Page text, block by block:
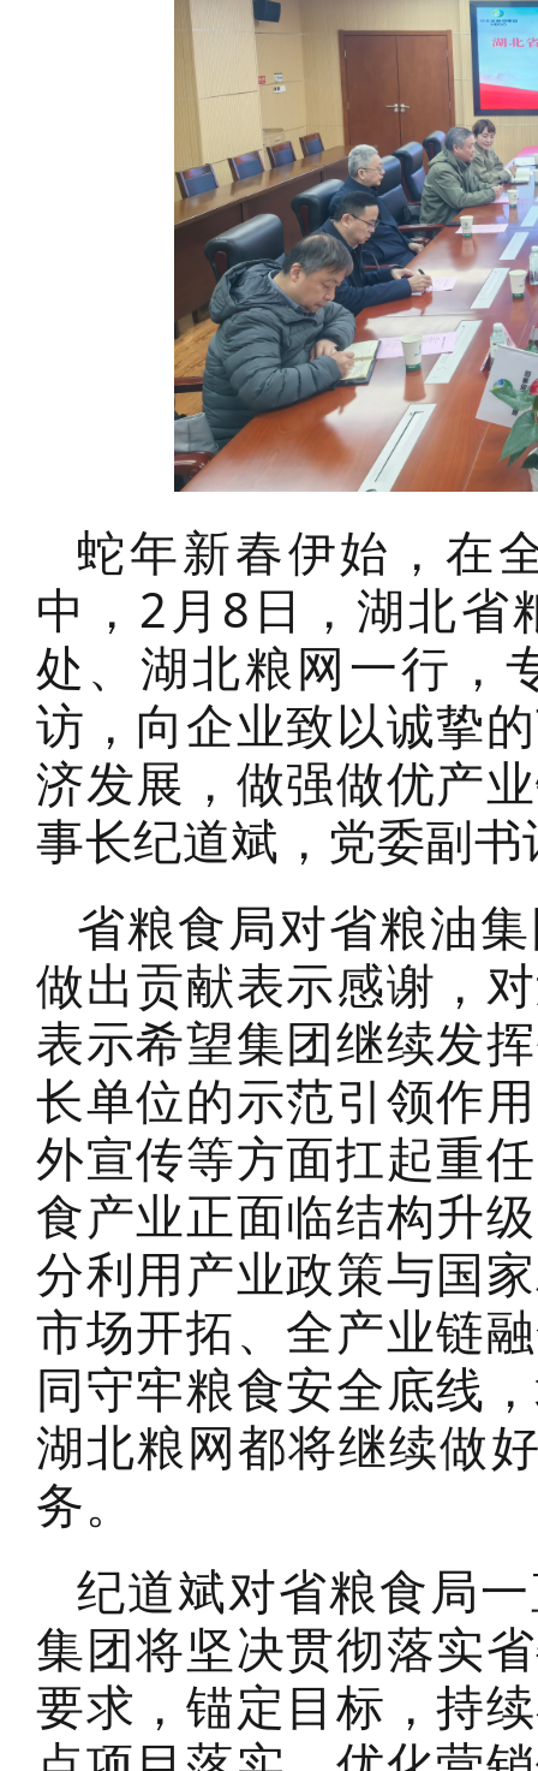
蛇年新春伊始，在
中，2月8日，湖北省
处、湖北粮网一行，
访，向企业致以诚挚
济发展，做强做优产
事长纪道斌，党委副
省粮食局对省粮油
做出贡献表示感谢，
表示希望集团继续发
长单位的示范引领作
外宣传等方面扛起重
食产业正面临结构升
分利用产业政策与国
市场开拓、全产业链
同守牢粮食安全底线
湖北粮网都将继续做
务。
纪道斌对省粮食局
集团将坚决贯彻落实
要求，锚定目标，持